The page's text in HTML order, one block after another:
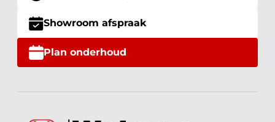
Showroom afspraak
Plan onderhoud